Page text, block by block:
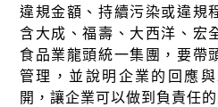
廢除核電
淨零轉型
透明足跡
違規金額、持續污染或違規
含大成、福壽、大西洋、宏
食品業龍頭統一集團，要帶
管理，並說明企業的回應
開，讓企業可以做到負責任的